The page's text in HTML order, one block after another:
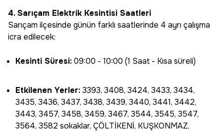
4. Sarıçam Elektrik Kesintisi Saatleri
Sarıçam ilçesinde günün farklı saatlerinde 4 ayrı çalışma
icra edilecek:
Kesinti Süresi:09:00 - 10:00 (1 Saat - Kısa süreli)
Etkilenen Yerler:3393, 3408, 3424, 3433, 3434,
3435, 3436, 3437, 3438, 3439, 3440, 3441, 3442,
3443, 3457, 3458, 3459, 3467, 3544, 3545, 3547,
3564, 3582 sokaklar, ÇÖLTİKENİ, KUŞKONMAZ,